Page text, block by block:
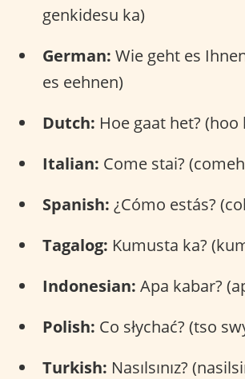
genkidesu ka)
German: Wie geht es
es eehnen)
Dutch: Hoe gaat het?
Italian: Come stai?
Spanish: ¿Cómo estás?
Tagalog: Kumusta ka?
Indonesian: Apa kabar?
Polish: Co słychać? (tso
Turkish: Nasılsınız?